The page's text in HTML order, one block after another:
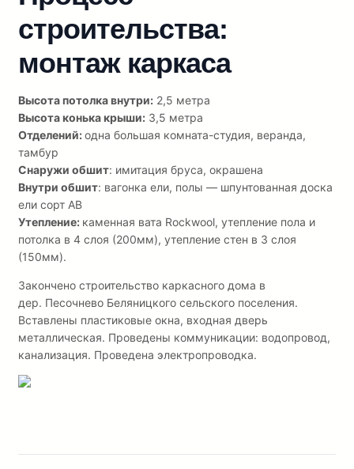
строительства:
монтаж каркаса
Высота потолка внутри: 2,5 метра
Высота конька крыши: 3,5 метра
Отделений:одна большая комната-студия, веранда,
тамбур
Снаружи обшит: имитация бруса, окрашена
Внутри обшит: вагонка ели, полы — шпунтованная доска
ели сорт АВ
Утепление: каменная вата Rockwool, утепление пола и
потолка в 4 слоя (200мм), утепление стен в 3 слоя
(150мм).
Закончено строительство каркасного дома в
дер. Песочнево Беляницкого сельского поселения.
Вставлены пластиковые окна, входная дверь
металлическая. Проведены коммуникации: водопровод,
канализация. Проведена электропроводка.